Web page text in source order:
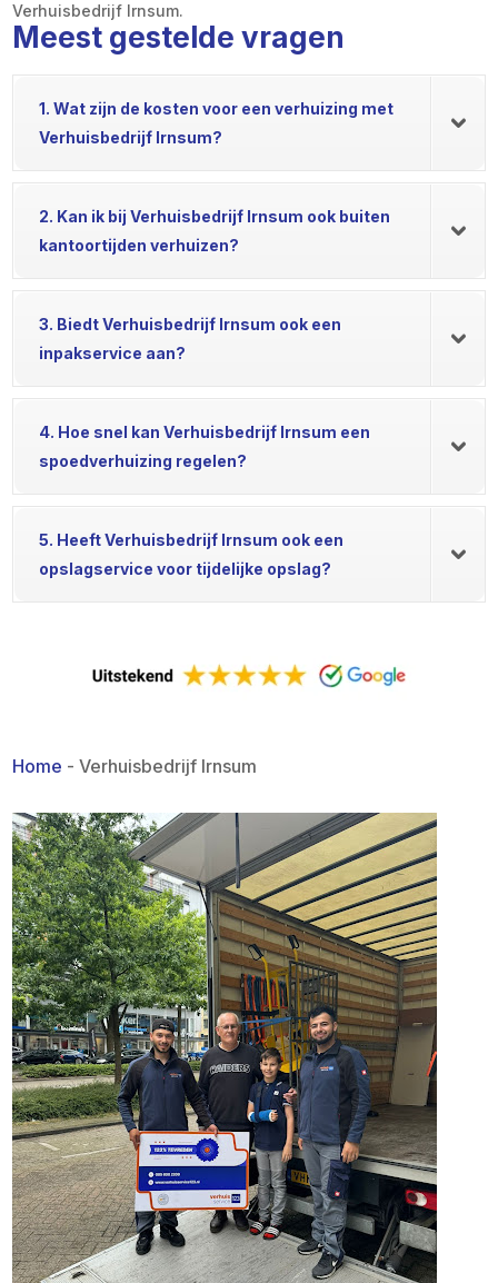
Verhuisbedrijf Irnsum.
Meest gestelde vragen
1. Wat zijn de kosten voor een verhuizing met
Verhuisbedrijf Irnsum?
2. Kan ik bij Verhuisbedrijf Irnsum ook buiten
kantoortijden verhuizen?
3. Biedt Verhuisbedrijf Irnsum ook een
inpakservice aan?
4. Hoe snel kan Verhuisbedrijf Irnsum een
spoedverhuizing regelen?
5. Heeft Verhuisbedrijf Irnsum ook een
opslagservice voor tijdelijke opslag?
Home -Verhuisbedrijf Irnsum